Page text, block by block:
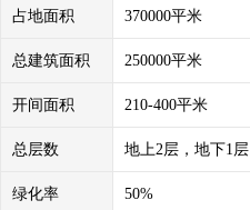
占地面积 370000平米
总建筑面积 250000平米
开间面积 210-400平米
总层数 地上2层，地下1层
绿化率 50%